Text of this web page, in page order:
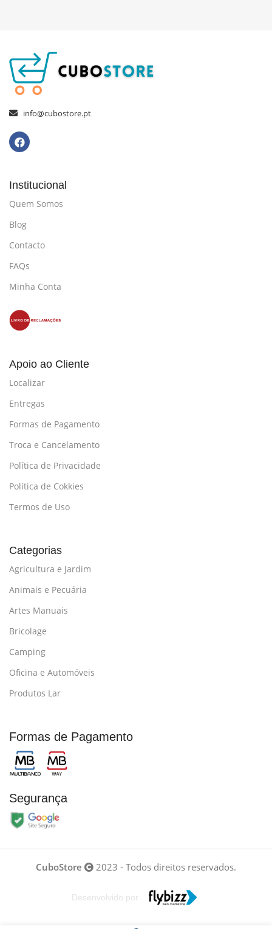
info@cubostore.pt
Institucional
Quem Somos
Blog
Contacto
FAQs
Minha Conta
Apoio ao Cliente
Localizar
Entregas
Formas de Pagamento
Troca e Cancelamento
Política de Privacidade
Política de Cokkies
Termos de Uso
Categorias
Agricultura e Jardim
Animais e Pecuária
Artes Manuais
Bricolage
Camping
Oficina e Automóveis
Produtos Lar
Formas de Pagamento
Segurança
CuboStore 2023 - Todos direitos reservados.
Desenvolvido por